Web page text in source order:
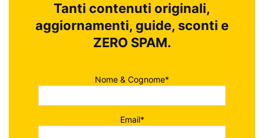
Tanti contenuti originali,
aggiornamenti, guide, sconti e
ZERO SPAM.
Nome & Cognome*
Email*